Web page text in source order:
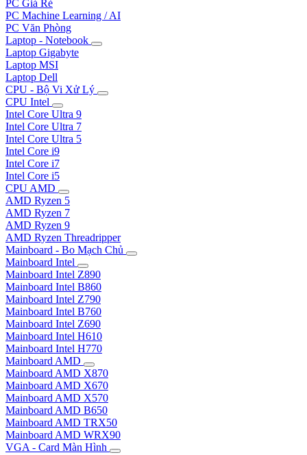
PC Giá Rẻ
PC Machine Learning / AI
PC Văn Phòng
Laptop - Notebook
Laptop Gigabyte
Laptop MSI
Laptop Dell
CPU - Bộ Vi Xử Lý
CPU Intel
Intel Core Ultra 9
Intel Core Ultra 7
Intel Core Ultra 5
Intel Core i9
Intel Core i7
Intel Core i5
CPU AMD
AMD Ryzen 5
AMD Ryzen 7
AMD Ryzen 9
AMD Ryzen Threadripper
Mainboard - Bo Mạch Chủ
Mainboard Intel
Mainboard Intel Z890
Mainboard Intel B860
Mainboard Intel Z790
Mainboard Intel B760
Mainboard Intel Z690
Mainboard Intel H610
Mainboard Intel H770
Mainboard AMD
Mainboard AMD X870
Mainboard AMD X670
Mainboard AMD X570
Mainboard AMD B650
Mainboard AMD TRX50
Mainboard AMD WRX90
VGA - Card Màn Hình